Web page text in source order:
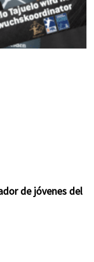
de jóvenes del